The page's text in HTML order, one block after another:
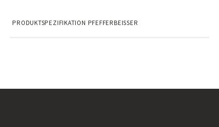
PRODUKTSPEZIFIKATION PFEFFERBEISSER